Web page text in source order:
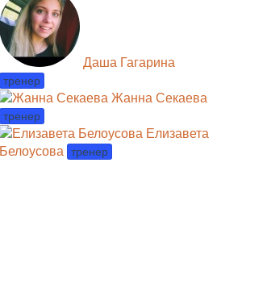
Даша Гагарина
тренер
Жанна Секаева
тренер
Елизавета
Белоусова
тренер